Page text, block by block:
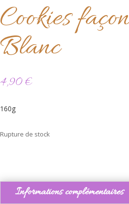
Cookies
Blanc
4,90€
160g
Rupture de stock
Informations complémentaires